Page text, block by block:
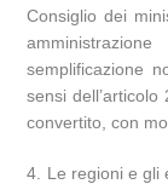
Consiglio dei
semplificazione
sensi
convertito, con
4. Le regioni e gli